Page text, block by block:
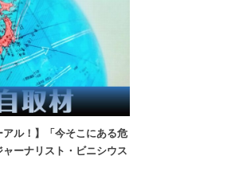
アル！】「今そこにある危
ーナリスト・ビニシウス